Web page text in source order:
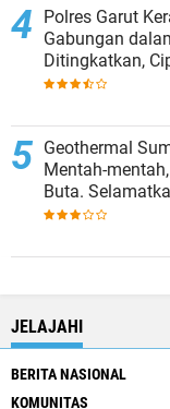
Polres Garut
Gabungan
Ditingkatkan,
Kamtibmas
Geothermal
Mentah-
Buta.
Terjamin.
JELAJAHI
BERITA NASIONAL
KOMUNITAS